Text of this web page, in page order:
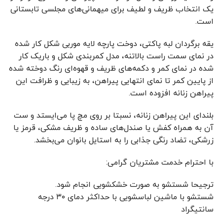
یک انتخاب ظریف و لطیف برای میهمانی‌های مجلسی تابستانی
است.
یقه برگردان لبه پاکتی، دوخت پارچه لایه موربی شکل کار شده
در نمای سمت راست بالاتنه، مدل کمربندی شکل و باریک کار
شده در نمای کمر و دکمه‌های ظریف و قهوه‌ای رنگ دوخته شده
از پایین کمر تا نمای انتهایی پیراهن، به زیبایی و ظرافت این
پیراهن زنانه افزوده است.
بلندای این پیراهن زنانه، نسبتا بر روی مچ پا می‌ایستد و ست
آن به همراه کفش یا صندل‌های ساده و ظریف مشکی، قرمز یا
زرشکی، تضاد رنگی جذابی را به استایل بانوان می‌بخشد.
با احترام خدمت مشتریان گرامی:
ترجیحا شستشو به صورت خشکشویی انجام شود.
شستشو با ماشین لباسشویی با حداکثر دمای ۳۰ درجه
سانتیگراد